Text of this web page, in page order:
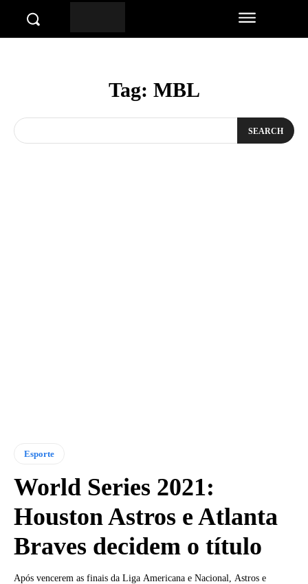
Tag: MBL
SEARCH
Esporte
World Series 2021:
Houston Astros e Atlanta
Braves decidem o título
Após vencerem as finais da Liga Americana e Nacional, Astros e